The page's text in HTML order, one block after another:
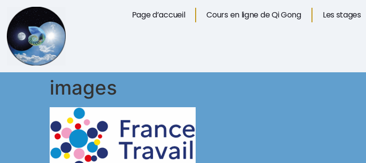
Page d’accueil Cours en ligne de Qi Gong Les stages
images